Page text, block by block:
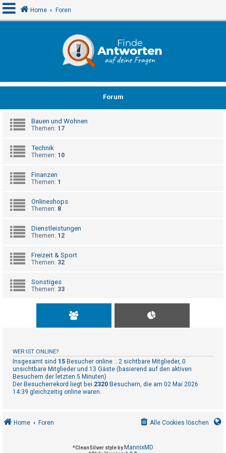
e
e
R
e
g
i
t
i
r
e
n
b
e
a
w
Home Foren
Forum
Bauen und Wohnen
Themen: 17
Technik
Themen: 10
Finanzen
Themen: 1
Onlineshops
Themen: 8
Dienstleistungen
Themen: 12
Freizeit & Sport
Themen: 32
Sonstiges
Themen: 33
WER IST ONLINE?
Insgesamt sind 15 Besucher online :: 2 sichtbare Mitglieder, 0
unsichtbare Mitglieder und 13 Gäste (basierend auf den aktiven
Besuchern der letzten 5 Minuten)
Der Besucherrekord liegt bei 2320 Besuchern, die am 02 Mai 2026
14:39 gleichzeitig online waren.
Home Foren Alle Cookies löschen
*CleanSilver style by MannixMD